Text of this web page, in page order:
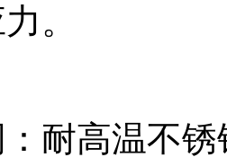
。
耐高温不